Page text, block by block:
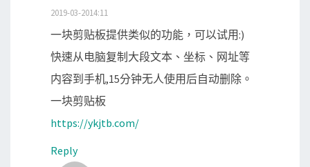
2019-03-2014:11
一块剪贴板提供类似的功能，可以试用:)
快速从电脑复制大段文本、坐标、网址等
内容到手机,15分钟无人使用后自动删除。
一块剪贴板
https://ykjtb.com/
Reply